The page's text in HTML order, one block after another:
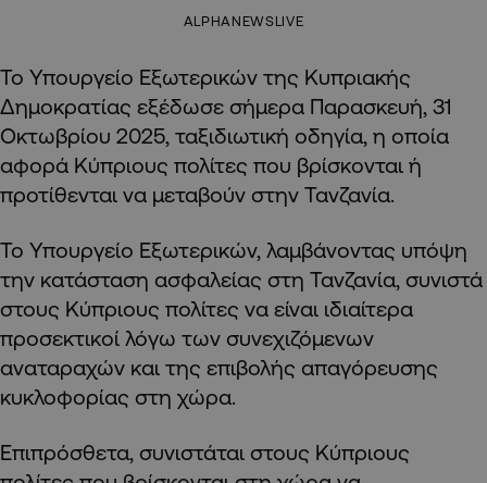
ALPHANEWSLIVE
Το Υπουργείο Εξωτερικών της Κυπριακής
Δημοκρατίας εξέδωσε σήμερα Παρασκευή, 31
Οκτωβρίου 2025, ταξιδιωτική οδηγία, η οποία
αφορά Κύπριους πολίτες που βρίσκονται ή
προτίθενται να μεταβούν στην Τανζανία.
Το Υπουργείο Εξωτερικών, λαμβάνοντας υπόψη
την κατάσταση ασφαλείας στη Τανζανία, συνιστά
στους Κύπριους πολίτες να είναι ιδιαίτερα
προσεκτικοί λόγω των συνεχιζόμενων
αναταραχών και της επιβολής απαγόρευσης
κυκλοφορίας στη χώρα.
Επιπρόσθετα, συνιστάται στους Κύπριους